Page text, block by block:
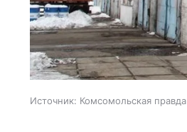
Источник: Комсомольская правда